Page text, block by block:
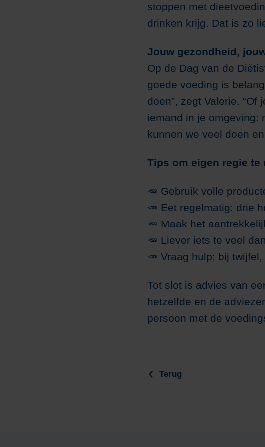
stoppen met
drinken krijg. Dat is zo
Jouw gezondheid,
Op de Dag van de
goede voeding is
doen”, zegt Valerie.
iemand in je omgeving:
kunnen we veel doen
Tips om eigen regie te
🥕 Gebruik volle
🥕 Eet regelmatig: drie
🥕 Maak het
🥕 Liever iets te veel
🥕 Vraag hulp: bij
Tot slot is advies van
hetzelfde en de
persoon met de
Terug